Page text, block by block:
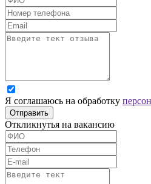
Я соглашаюсь на обработку
Отправить
Откликнутья на вакансию